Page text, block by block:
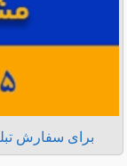
برای سفارش